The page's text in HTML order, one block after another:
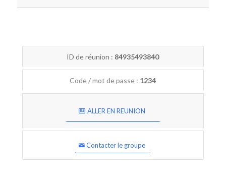
ID de réunion : 84935493840
Code / mot de passe : 1234
ALLER EN REUNION
Contacter le groupe